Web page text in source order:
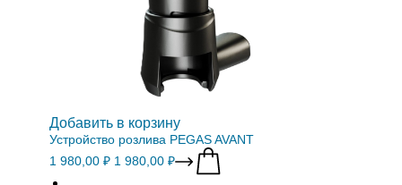
Добавить в корзину
Устройство розлива PEGAS AVANT
1 980,00 ₽ 1 980,00 ₽